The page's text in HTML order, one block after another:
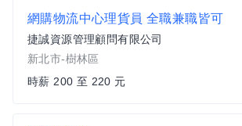
網購物流中心理貨員 全職兼職皆可
捷誠資源管理顧問有限公司
新北市-樹林區
時薪 200 至 220 元